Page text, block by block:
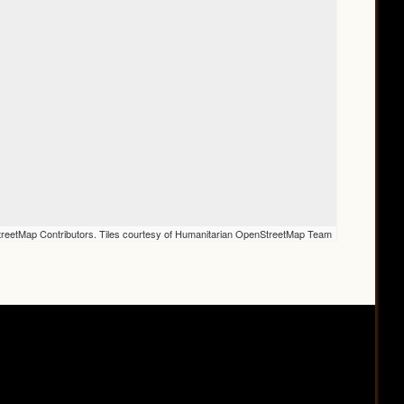
Contributors. Tiles courtesy of Humanitarian OpenStreetMap Team